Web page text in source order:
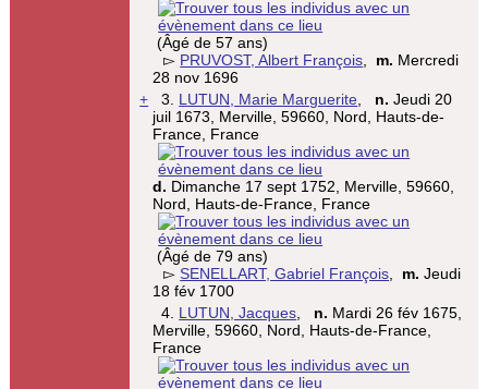
(Âgé de 57 ans)
▻ PRUVOST, Albert François m. Mercredi
28 nov 1696
+ 3. LUTUN, Marie Marguerite n. Jeudi 20
juil 1673, Merville, 59660, Nord, Hauts-de-
France, France
d. Dimanche 17 sept 1752, Merville, 59660,
Nord, Hauts-de-France, France
(Âgé de 79 ans)
▻ SENELLART, Gabriel François m. Jeudi
18 fév 1700
4. LUTUN, Jacques n. Mardi 26 fév 1675,
Merville, 59660, Nord, Hauts-de-France,
France